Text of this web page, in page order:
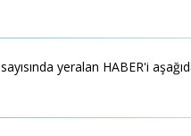
yeralan HABER'i